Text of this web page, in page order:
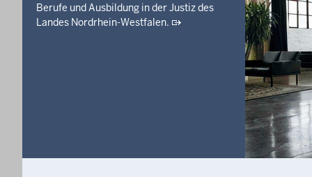
Berufe und Ausbildung in der Justiz des
Landes Nordrhein-Westfalen.